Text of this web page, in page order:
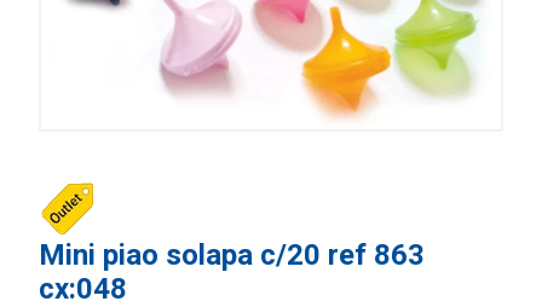
Mini piao solapa c/20 ref 863
cx:048